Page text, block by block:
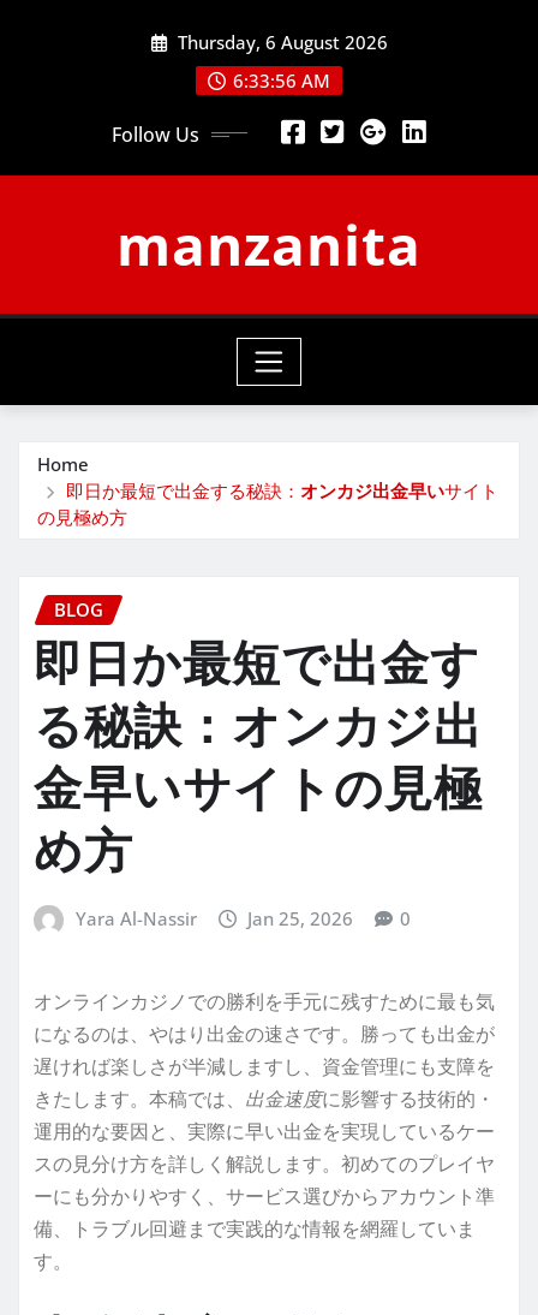
Thursday, 6 August 2026
6:33:56 AM
Follow Us
manzanita
Home
即日か最短で出金する秘訣： オンカジ出金早いサイト
の見極め方
BLOG
即日か最短で出金す
る秘訣： オンカジ出
金早いサイトの見極
め方
Yara Al-Nassir Jan 25, 2026 0
オンラインカジノでの勝利を手元に残すために最も気
になるのは、やはり出金の速さです。勝っても出金が
遅ければ楽しさが半減しますし、資金管理にも支障を
きたします。本稿では、 出金速度に影響する技術的・
運用的な要因と、実際に早い出金を実現しているケー
スの見分け方を詳しく解説します。初めてのプレイヤ
ーにも分かりやすく、サービス選びからアカウント準
備、トラブル回避まで実践的な情報を網羅していま
す。